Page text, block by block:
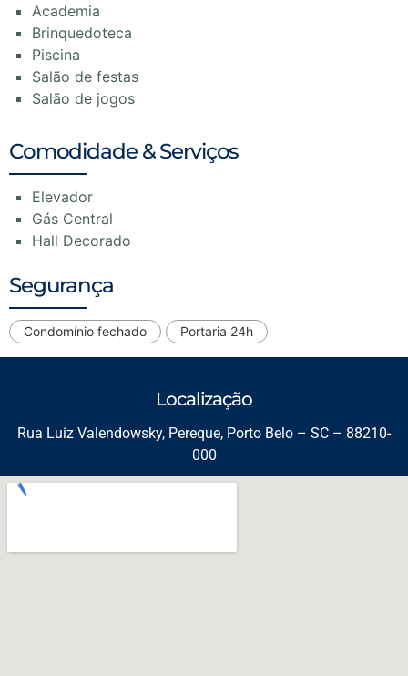
Academia
Brinquedoteca
Piscina
Salão de festas
Salão de jogos
Comodidade & Serviços
Elevador
Gás Central
Hall Decorado
Segurança
Condomínio fechado Portaria 24h
Localização
Rua Luiz Valendowsky, Pereque, Porto Belo – SC – 88210-
000